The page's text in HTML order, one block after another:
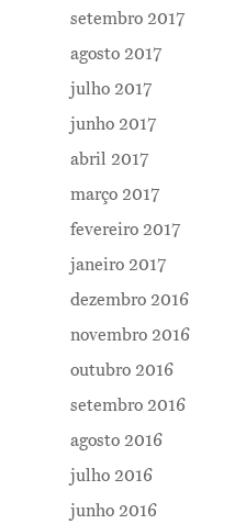
setembro 2017
agosto 2017
julho 2017
junho 2017
abril 2017
março 2017
fevereiro 2017
janeiro 2017
dezembro 2016
novembro 2016
outubro 2016
setembro 2016
agosto 2016
julho 2016
junho 2016